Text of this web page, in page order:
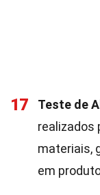
17 Teste de
realizados
materiais,
em